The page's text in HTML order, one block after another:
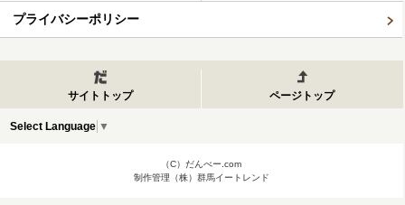
プライバシーポリシー
サイトトップ ページトップ
Select Language ▼
（C）だんべー.com
制作管理（株）群馬イートレンド